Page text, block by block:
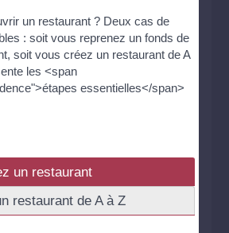
un restaurant ? Deux cas de
: soit vous reprenez un fonds de
soit vous créez un restaurant de A
les <span
essentielles</span>
un restaurant
restaurant de A à Z